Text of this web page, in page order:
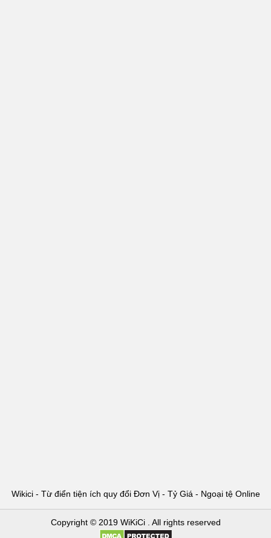
Wikici - Từ điển tiện ích quy đổi Đơn Vị - Tỷ Giá - Ngoại tệ Online
Copyright © 2019 WiKiCi . All rights reserved